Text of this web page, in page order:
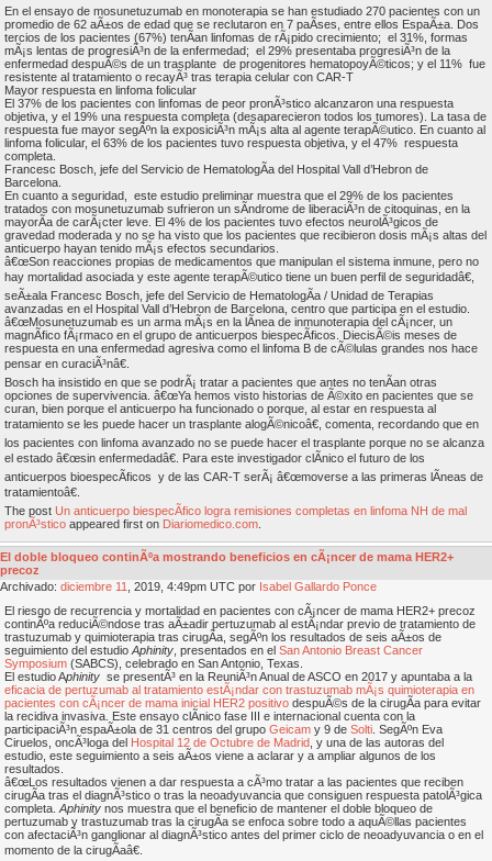
En el ensayo de mosunetuzumab en monoterapia se han estudiado 270 pacientes con un
promedio de 62 aÃ±os de edad que se reclutaron en 7 paÃ­ses, entre ellos EspaÃ±a. Dos
tercios de los pacientes (67%) tenÃ­an linfomas de rÃ¡pido crecimiento; el 31%, formas
mÃ¡s lentas de progresiÃ³n de la enfermedad; el 29% presentaba progresiÃ³n de la
enfermedad despuÃ©s de un trasplante de progenitores hematopoyÃ©ticos; y el 11% fue
resistente al tratamiento o recayÃ³ tras terapia celular con CAR-T
Mayor respuesta en linfoma folicular
El 37% de los pacientes con linfomas de peor pronÃ³stico alcanzaron una respuesta
objetiva, y el 19% una respuesta completa (desaparecieron todos los tumores). La tasa de
respuesta fue mayor segÃºn la exposiciÃ³n mÃ¡s alta al agente terapÃ©utico. En cuanto al
linfoma folicular, el 63% de los pacientes tuvo respuesta objetiva, y el 47% respuesta
completa.
Francesc Bosch, jefe del Servicio de HematologÃ­a del Hospital Vall d’Hebron de
Barcelona.
En cuanto a seguridad, este estudio preliminar muestra que el 29% de los pacientes
tratados con mosunetuzumab sufrieron un sÃ­ndrome de liberaciÃ³n de citoquinas, en la
mayorÃ­a de carÃ¡cter leve. El 4% de los pacientes tuvo efectos neurolÃ³gicos de
gravedad moderada y no se ha visto que los pacientes que recibieron dosis mÃ¡s altas del
anticuerpo hayan tenido mÃ¡s efectos secundarios.
â€œSon reacciones propias de medicamentos que manipulan el sistema inmune, pero no
hay mortalidad asociada y este agente terapÃ©utico tiene un buen perfil de seguridadâ€,
seÃ±ala Francesc Bosch, jefe del Servicio de HematologÃ­a / Unidad de Terapias
avanzadas en el Hospital Vall d’Hebron de Barcelona, centro que participa en el estudio.
â€œMosunetuzumab es un arma mÃ¡s en la lÃ­nea de inmunoterapia del cÃ¡ncer, un
magnÃ­fico fÃ¡rmaco en el grupo de anticuerpos biespecÃ­ficos. DiecisÃ©is meses de
respuesta en una enfermedad agresiva como el linfoma B de cÃ©lulas grandes nos hace
pensar en curaciÃ³nâ€.
Bosch ha insistido en que se podrÃ¡ tratar a pacientes que antes no tenÃ­an otras
opciones de supervivencia. â€œYa hemos visto historias de Ã©xito en pacientes que se
curan, bien porque el anticuerpo ha funcionado o porque, al estar en respuesta al
tratamiento se les puede hacer un trasplante alogÃ©nicoâ€, comenta, recordando que en
los pacientes con linfoma avanzado no se puede hacer el trasplante porque no se alcanza
el estado â€œsin enfermedadâ€. Para este investigador clÃ­nico el futuro de los
anticuerpos bioespecÃ­ficos y de las CAR-T serÃ¡ â€œmoverse a las primeras lÃ­neas de
tratamientoâ€.
The post Un anticuerpo biespecÃ­fico logra remisiones completas en linfoma NH de mal
pronÃ³stico appeared first on Diariomedico.com
El doble bloqueo continÃºa mostrando beneficios en cÃ¡ncer de mama HER2+
precoz
Archivado: diciembre 11 , 2019, 4:49pm UTC por Isabel Gallardo Ponce
El riesgo de recurrencia y mortalidad en pacientes con cÃ¡ncer de mama HER2+ precoz
continÃºa reduciÃ©ndose tras aÃ±adir pertuzumab al estÃ¡ndar previo de tratamiento de
trastuzumab y quimioterapia tras cirugÃ­a, segÃºn los resultados de seis aÃ±os de
seguimiento del estudio Aphinity , presentados en el San Antonio Breast Cancer
Symposium (SABCS), celebrado en San Antonio, Texas.
El estudio Aphinity se presentÃ³ en la ReuniÃ³n Anual de ASCO en 2017 y apuntaba a la
eficacia de pertuzumab al tratamiento estÃ¡ndar con trastuzumab mÃ¡s quimioterapia en
pacientes con cÃ¡ncer de mama inicial HER2 positivo despuÃ©s de la cirugÃ­a para evitar
la recidiva invasiva. Este ensayo clÃ­nico fase III e internacional cuenta con la
participaciÃ³n espaÃ±ola de 31 centros del grupo Geicam y 9 de Solti . SegÃºn Eva
Ciruelos, oncÃ³loga del Hospital 12 de Octubre de Madrid , y una de las autoras del
estudio, este seguimiento a seis aÃ±os viene a aclarar y a ampliar algunos de los
resultados.
â€œLos resultados vienen a dar respuesta a cÃ³mo tratar a las pacientes que reciben
cirugÃ­a tras el diagnÃ³stico o tras la neoadyuvancia que consiguen respuesta patolÃ³gica
completa. Aphinity nos muestra que el beneficio de mantener el doble bloqueo de
pertuzumab y trastuzumab tras la cirugÃ­a se enfoca sobre todo a aquÃ©llas pacientes
con afectaciÃ³n ganglionar al diagnÃ³stico antes del primer ciclo de neoadyuvancia o en el
momento de la cirugÃ­aâ€.